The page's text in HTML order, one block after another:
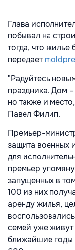
Глава
побывал на
тогда, что жилье
передает
"Радуйтесь
праздника. Дом
но также и
Павел Филип.
Премьер-
защита военных
для
премьер
запущенных в
100 из них
аренду жилья,
семей уже живут
ближайшие годы